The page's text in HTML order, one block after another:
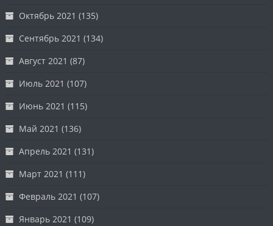
Октябрь 2021 (135)
Сентябрь 2021 (134)
Август 2021 (87)
Июль 2021 (107)
Июнь 2021 (115)
Май 2021 (136)
Апрель 2021 (131)
Март 2021 (111)
Февраль 2021 (107)
Январь 2021 (109)